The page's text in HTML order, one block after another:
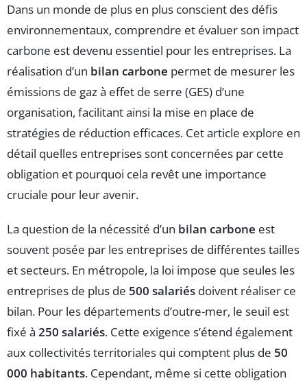
Dans un monde de plus en plus conscient des défis
environnementaux, comprendre et évaluer son impact
carbone est devenu essentiel pour les entreprises. La
réalisation d’un bilan carbone permet de mesurer les
émissions de gaz à effet de serre (GES) d’une
organisation, facilitant ainsi la mise en place de
stratégies de réduction efficaces. Cet article explore en
détail quelles entreprises sont concernées par cette
obligation et pourquoi cela revêt une importance
cruciale pour leur avenir.
La question de la nécessité d’un bilan carbone est
souvent posée par les entreprises de différentes tailles
et secteurs. En métropole, la loi impose que seules les
entreprises de plus de 500 salariés doivent réaliser ce
bilan. Pour les départements d’outre-mer, le seuil est
fixé à 250 salariés. Cette exigence s’étend également
aux collectivités territoriales qui comptent plus de 50
000 habitants. Cependant, même si cette obligation